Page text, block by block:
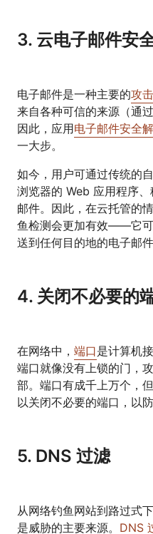
3. 云电子邮件安
电子邮件是一种主要的攻
来自各种可信的来源（通过
因此，应用电子邮件安全
一大步。
如今，用户可通过传统的
浏览器的 Web 应用程序
邮件。因此，在云托管的
鱼检测会更加有效——它
送到任何目的地的电子邮
4. 关闭不必要的
在网络中， 端口是计算机
端口就像没有上锁的门，
部。端口有成千上万个，
以关闭不必要的端口，以
5. DNS 过滤
从网络钓鱼网站到路过式
是威胁的主要来源。 DNS